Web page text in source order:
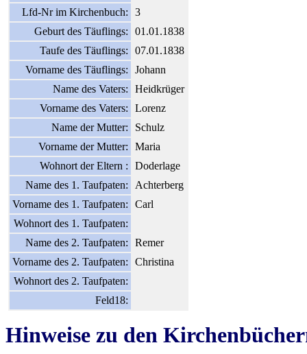
Lfd-Nr im Kirchenbuch:
3
Geburt des Täuflings:
01.01.1838
Taufe des Täuflings:
07.01.1838
Vorname des Täuflings:
Johann
Name des Vaters:
Heidkrüger
Vorname des Vaters:
Lorenz
Name der Mutter:
Schulz
Vorname der Mutter:
Maria
Wohnort der Eltern :
Doderlage
Name des 1. Taufpaten:
Achterberg
Vorname des 1. Taufpaten:
Carl
Wohnort des 1. Taufpaten:
Name des 2. Taufpaten:
Remer
Vorname des 2. Taufpaten:
Christina
Wohnort des 2. Taufpaten:
Feld18:
Hinweise zu den